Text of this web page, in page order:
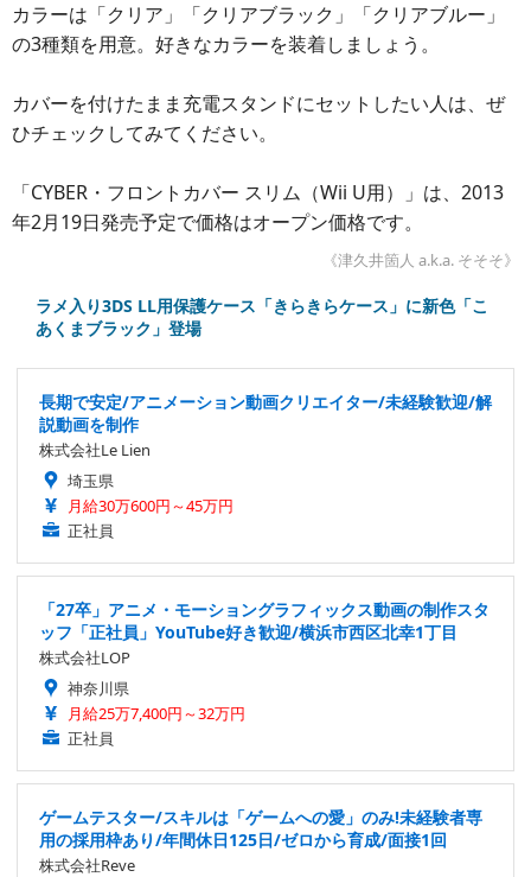
カラーは「クリア」「クリアブラック」「クリアブルー」
の3種類を用意。好きなカラーを装着しましょう。
カバーを付けたまま充電スタンドにセットしたい人は、ぜ
ひチェックしてみてください。
「CYBER・フロントカバー スリム（Wii U用）」は、2013
年2月19日発売予定で価格はオープン価格です。
《津久井箇人 a.k.a. そそそ》
ラメ入り3DS LL用保護ケース「きらきらケース」に新色「こ
あくまブラック」登場
長期で安定/アニメーション動画クリエイター/未経験歓迎/解
説動画を制作
株式会社Le Lien
埼玉県
月給30万600円～45万円
正社員
「27卒」アニメ・モーショングラフィックス動画の制作スタ
ッフ「正社員」YouTube好き歓迎/横浜市西区北幸1丁目
株式会社LOP
神奈川県
月給25万7,400円～32万円
正社員
ゲームテスター/スキルは「ゲームへの愛」のみ!未経験者専
用の採用枠あり/年間休日125日/ゼロから育成/面接1回
株式会社Reve